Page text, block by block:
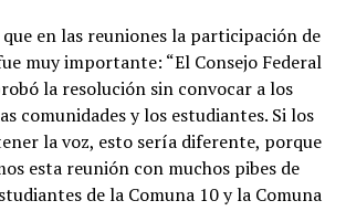
en las reuniones la participación de
muy importante: “El Consejo Federal
la resolución sin convocar a los
comunidades y los estudiantes. Si los
la voz, esto sería diferente, porque
esta reunión con muchos pibes de
de la Comuna 10 y la Comuna